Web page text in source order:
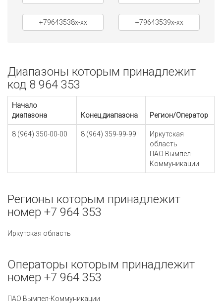
+79643538x-xx +79643539x-xx
Диапазоны которым принадлежит
код 8 964 353
Начало
диапазона
Конец диапазона Регион/Оператор
8 (964) 350-00-00 8 (964) 359-99-99
Иркутская
область
ПАО Вымпел-
Коммуникации
Регионы которым принадлежит
номер +7 964 353
Иркутская область
Операторы которым принадлежит
номер +7 964 353
ПАО Вымпел-Коммуникации